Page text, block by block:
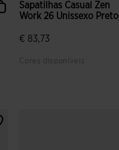
Sapatilhas Casual Zen
Work 26 Unissexo Preto
€ 83,73
Cores disponíveis